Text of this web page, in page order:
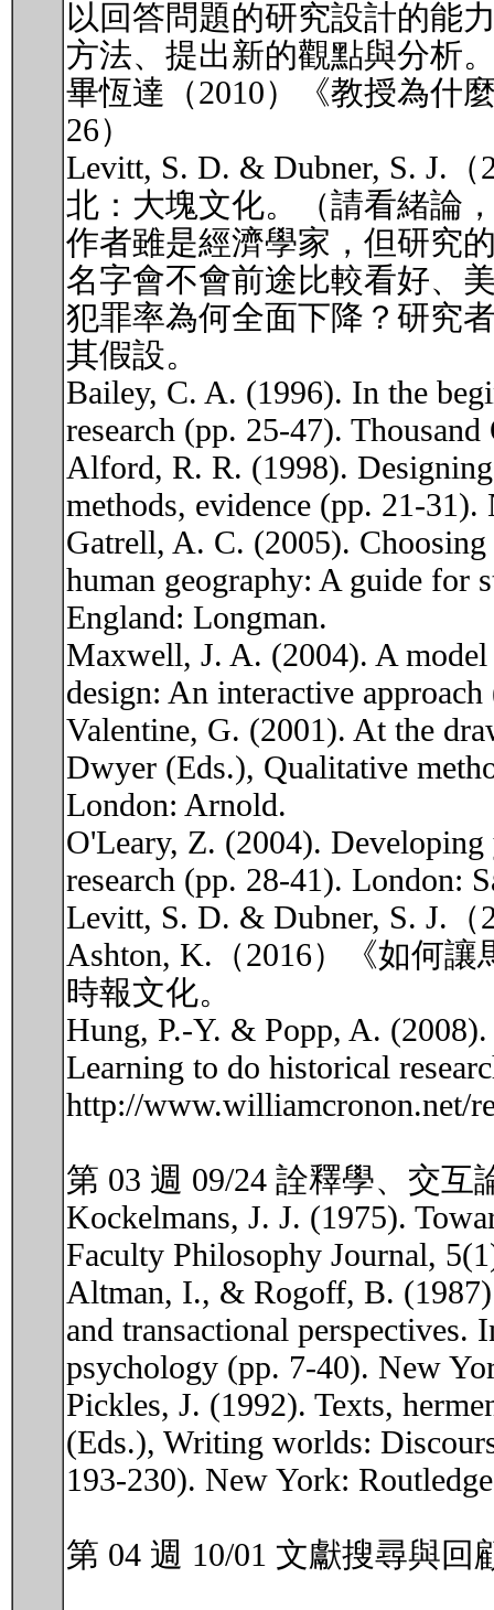
以回答問題的研究設計的能
方法、提出新的觀點與分析
畢恆達（2010）《教授為什
26）
Levitt, S. D. & Dubner, S. J.
北：大塊文化。（請看緒論
作者雖是經濟學家，但研究
名字會不會前途比較看好、
犯罪率為何全面下降？研究
其假設。
Bailey, C. A. (1996). In the
research (pp. 25-47).
Alford, R. R. (1998).
methods, evidence (pp. 21-
Gatrell, A. C. (2005).
human geography: A guide for
England: Longman.
Maxwell, J. A. (2004). A model
design: An interactive
Valentine, G. (2001). At the
Dwyer (Eds.), Qualitative
London: Arnold.
O'Leary, Z. (2004). Developing
research (pp. 28-41). London:
Levitt, S. D. & Dubner, S. J.
Ashton, K.（2016）《如何
時報文化。
Hung, P.-Y. & Popp, A.
Learning to do historical
http://www.williamcronon.net/
第 03 週 09/24 詮釋學、交互
Kockelmans, J. J. (1975).
Faculty Philosophy Journal,
Altman, I., & Rogoff, B.
and transactional
psychology (pp. 7-40). New
Pickles, J. (1992). Texts,
(Eds.), Writing worlds:
193-230). New York:
第 04 週 10/01 文獻搜尋與回